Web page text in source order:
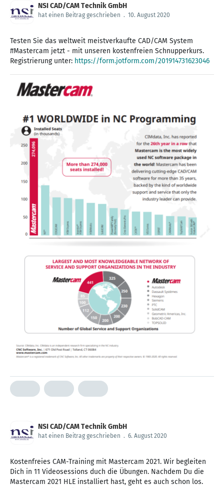
NSI CAD/CAM Technik GmbH
hat einen Beitrag geschrieben . 10. August 2020
Testen Sie das weltweit meistverkaufte CAD/CAM System
#Mastercam jetzt - mit unseren kostenfreien Schnupperkurs.
Registrierung unter: https://form.jotform.com/201914731623046
NSI CAD/CAM Technik GmbH
hat einen Beitrag geschrieben . 6. August 2020
Kostenfreies CAM-Training mit Mastercam 2021. Wir begleiten
Dich in 11 Videosessions duch die Übungen. Nachdem Du die
Mastercam 2021 HLE installiert hast, geht es auch schon los.